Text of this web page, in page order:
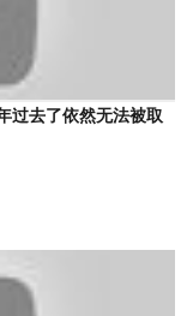
过去了依然无法被取